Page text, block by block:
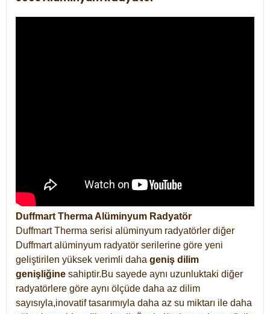
Duffmart Therma Alüminyum Radyatör
Duffmart Therma serisi alüminyum radyatörler diğer
Duffmart alüminyum radyatör serilerine göre yeni
geliştirilen yüksek verimli daha geniş dilim
genişliğine sahiptir.Bu sayede aynı uzunluktaki diğer
radyatörlere göre aynı ölçüde daha az dilim
sayısıyla,inovatif tasarımıyla daha az su miktarı ile daha